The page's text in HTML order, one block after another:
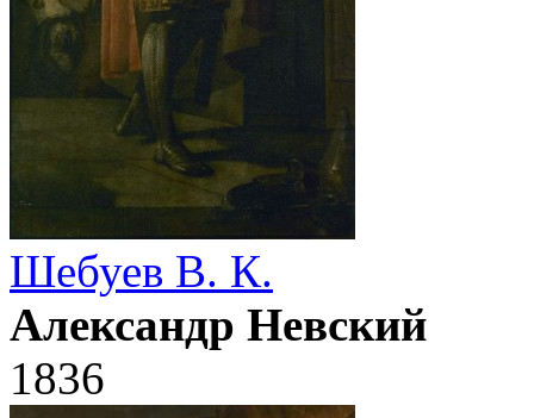
Шебуев В. К.
Александр Невский
1836